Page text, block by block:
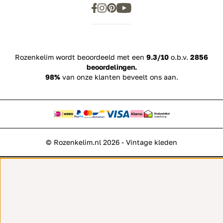
Rozenkelim wordt beoordeeld met een 9.3/10 o.b.v. 2856
beoordelingen.
98%van onze klanten beveelt ons aan.
© Rozenkelim.nl 2026 - Vintage kleden